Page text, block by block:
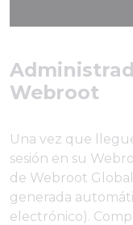
Webroot
Una vez que
sesión en su
de Webroot
generada
electrónico).